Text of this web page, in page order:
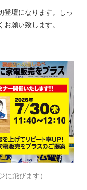
登壇になります。しっ
願い致します。
に飛びます）